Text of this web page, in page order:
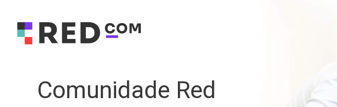
Comunidade Red